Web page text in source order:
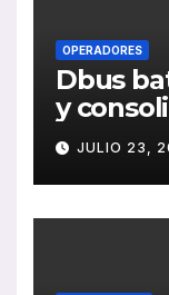
OPERADORES
Dbus
y
JULIO 23,